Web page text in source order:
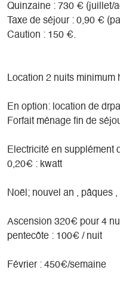
06 37 47 40 25
Quinzaine : 730 € (juillet/
Taxe de séjour : 0,90 €
Caution : 150 €.
Location 2 nuits minimum
En option: location de
Forfait ménage fin de
Electricité en supplément
0,20€ : kwatt
Noël; nouvel an , pâques
Ascension 320€ pour 4
pentecôte : 100€ / nuit
Février : 450€/semaine